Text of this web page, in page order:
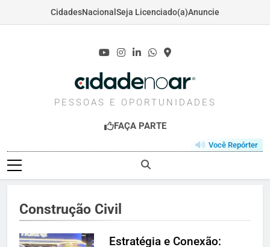
CidadesNacional Seja Licenciado(a)Anuncie
CIDADENOAR.COM
PESSOAS E OPORTUNIDADES
FAÇA PARTE
Você Repórter
Construção Civil
Estratégia e Conexão: